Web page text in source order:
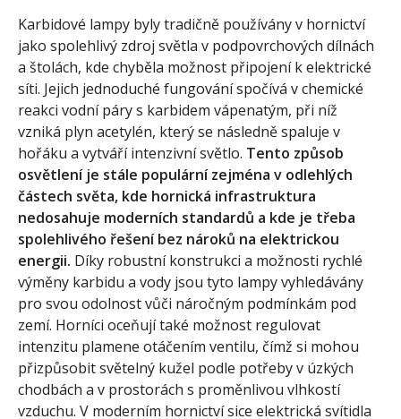
Karbidové lampy byly tradičně používány v hornictví
jako spolehlivý zdroj světla v podpovrchových dílnách
a štolách, kde chyběla možnost připojení k elektrické
síti. Jejich jednoduché fungování spočívá v chemické
reakci vodní páry s karbidem vápenatým, při níž
vzniká plyn acetylén, který se následně spaluje v
hořáku a vytváří intenzivní světlo. Tento způsob
osvětlení je stále populární zejména v odlehlých
částech světa, kde hornická infrastruktura
nedosahuje moderních standardů a kde je třeba
spolehlivého řešení bez nároků na elektrickou
energii. Díky robustní konstrukci a možnosti rychlé
výměny karbidu a vody jsou tyto lampy vyhledávány
pro svou odolnost vůči náročným podmínkám pod
zemí. Horníci oceňují také možnost regulovat
intenzitu plamene otáčením ventilu, čímž si mohou
přizpůsobit světelný kužel podle potřeby v úzkých
chodbách a v prostorách s proměnlivou vlhkostí
vzduchu. V moderním hornictví sice elektrická svítidla